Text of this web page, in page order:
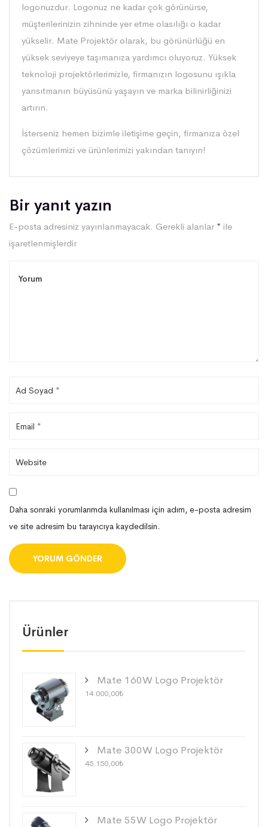
Ürünler
Mate 160W Logo Projektör
14.000,00₺
Mate 300W Logo Projektör
45.150,00₺
Mate 55W Logo Projektör
logonuzdur. Logonuz ne kadar çok görünürse,
müşterilerinizin zihninde yer etme olasılığı o kadar
yükselir. Mate Projektör olarak, bu görünürlüğü en
yüksek seviyeye taşımanıza yardımcı oluyoruz. Yüksek
teknoloji projektörlerimizle, firmanızın logosunu ışıkla
yansıtmanın büyüsünü yaşayın ve marka bilinirliğinizi
artırın.
İsterseniz hemen bizimle iletişime geçin, firmanıza özel
çözümlerimizi ve ürünlerimizi yakından tanıyın!
Bir yanıt yazın
E-posta adresiniz yayınlanmayacak. Gerekli alanlar * ile
işaretlenmişlerdir
Daha sonraki yorumlarımda kullanılması için adım, e-posta adresim
ve site adresim bu tarayıcıya kaydedilsin.